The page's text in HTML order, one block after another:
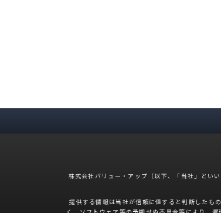
株式会社バリュー・アップ（以下、「当社」とい
提供する情報は当社が信頼に値すると判断したも